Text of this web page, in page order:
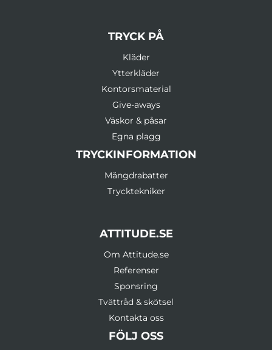
TRYCK PÅ
Kläder
Ytterkläder
Kontorsmaterial
Give-aways
Väskor & påsar
Egna plagg
TRYCKINFORMATION
Mängdrabatter
Trycktekniker
ATTITUDE.SE
Om Attitude.se
Referenser
Sponsring
Tvättråd & skötsel
Kontakta oss
FÖLJ OSS